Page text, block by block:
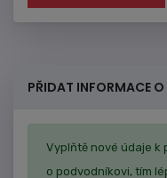
PŘIDAT INFORMACE
Vyplňtě nové údaje k
o podvodníkovi, tím